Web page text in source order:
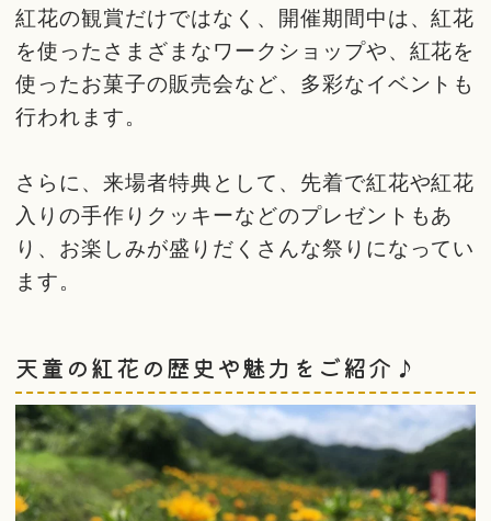
紅花の観賞だけではなく、開催期間中は、紅花
を使ったさまざまなワークショップや、紅花を
使ったお菓子の販売会など、多彩なイベントも
行われます。
さらに、来場者特典として、先着で紅花や紅花
入りの手作りクッキーなどのプレゼントもあ
り、お楽しみが盛りだくさんな祭りになってい
ます。
天童の紅花の歴史や魅力をご紹介♪